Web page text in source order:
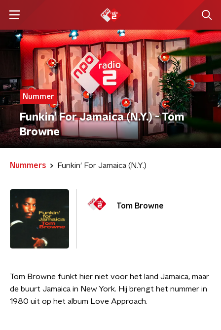
Nummer
Funkin' For Jamaica (N.Y.) - Tom
Browne
Nummers Funkin' For Jamaica (N.Y.)
Tom Browne
Tom Browne funkt hier niet voor het land Jamaica, maar
de buurt Jamaica in New York. Hij brengt het nummer in
1980 uit op het album Love Approach.